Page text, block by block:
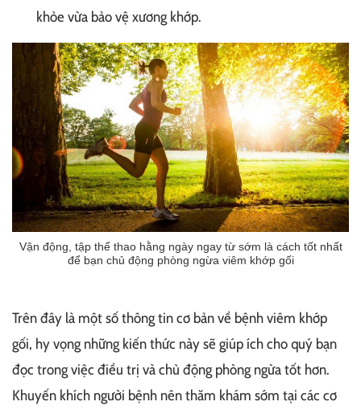
khỏe vừa bảo vệ xương khớp.
Vận động, tập thể thao hằng ngày ngay từ sớm là cách tốt nhất
để bạn chủ động phòng ngừa viêm khớp gối
Trên đây là một số thông tin cơ bản về bệnh viêm khớp
gối, hy vọng những kiến thức này sẽ giúp ích cho quý bạn
đọc trong việc điều trị và chủ động phòng ngừa tốt hơn.
Khuyến khích người bệnh nên thăm khám sớm tại các cơ